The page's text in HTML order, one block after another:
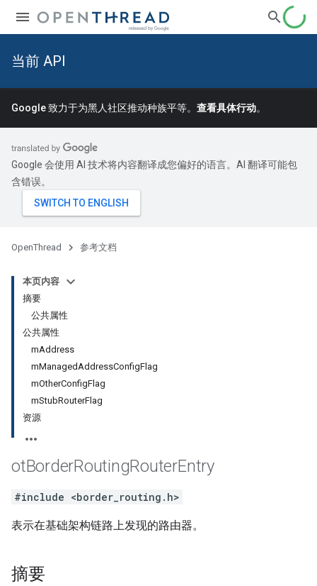
当前 API
Google 致力于为黑人社区推动种族平等。 查看具体行动。
Google 会使用 AI 技术将内容翻译成您偏好的语言。AI 翻译可能包
含错误。
OpenThread 参考文档
本页内容
摘要
公共属性
公共属性
mAddress
mManagedAddressConfigFlag
mOtherConfigFlag
mStubRouterFlag
资源
otBorderRoutingRouterEntry
#include <border_routing.h>
表示在基础架构链路上发现的路由器。
摘要